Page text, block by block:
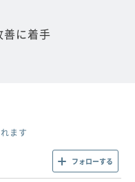
に着手
ます
フォローする